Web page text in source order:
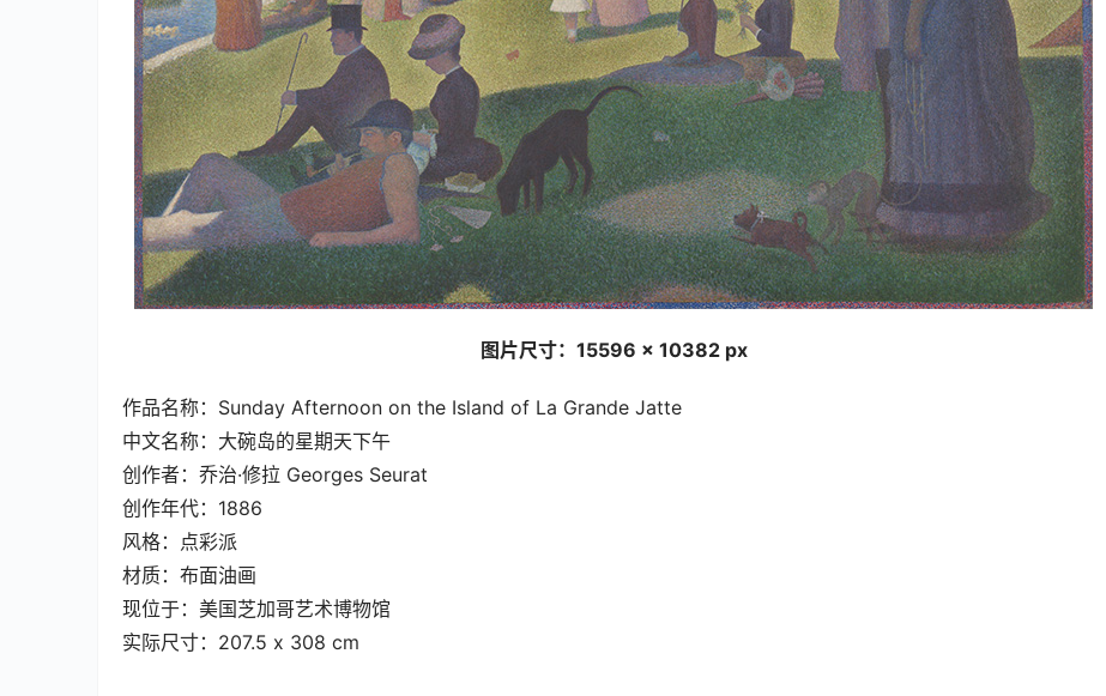
图片尺寸：15596 × 10382 px
作品名称：Sunday Afternoon on the Island of La Grande Jatte
中文名称：大碗岛的星期天下午
创作者：乔治·修拉 Georges Seurat
创作年代：1886
风格：点彩派
材质：布面油画
现位于：美国芝加哥艺术博物馆
实际尺寸：207.5 x 308 cm